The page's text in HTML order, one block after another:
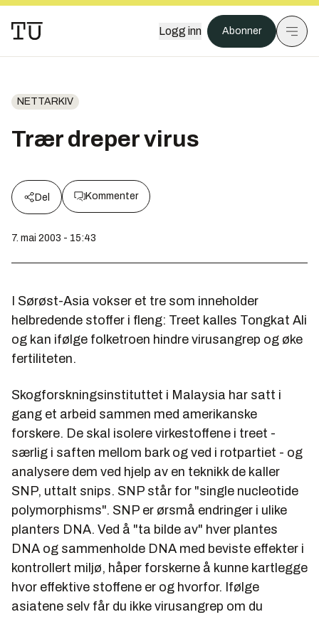
Logg inn Abonner
NETTARKIV
Trær dreper virus
Del Kommenter
7. mai 2003 - 15:43
I Sørøst-Asia vokser et tre som inneholder
helbredende stoffer i fleng: Treet kalles Tongkat Ali
og kan ifølge folketroen hindre virusangrep og øke
fertiliteten.
Skogforskningsinstituttet i Malaysia har satt i
gang et arbeid sammen med amerikanske
forskere. De skal isolere virkestoffene i treet -
særlig i saften mellom bark og ved i rotpartiet - og
analysere dem ved hjelp av en teknikk de kaller
SNP, uttalt snips. SNP står for "single nucleotide
polymorphisms". SNP er ørsmå endringer i ulike
planters DNA. Ved å "ta bilde av" hver plantes
DNA og sammenholde DNA med beviste effekter i
kontrollert miljø, håper forskerne å kunne kartlegge
hvor effektive stoffene er og hvorfor. Ifølge
asiatene selv får du ikke virusangrep om du